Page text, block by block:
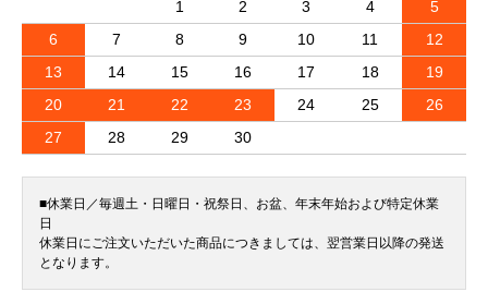
1
2 3 4
5
6
7 8 9 10 11
12
13
14 15 16 17 18
19
20
21 22 23 24 25
26
27
28 29 30
■休業日／毎週土・日曜日・祝祭日、お盆、年末年始および特定休業
日
休業日にご注文いただいた商品につきましては、翌営業日以降の発送
となります。